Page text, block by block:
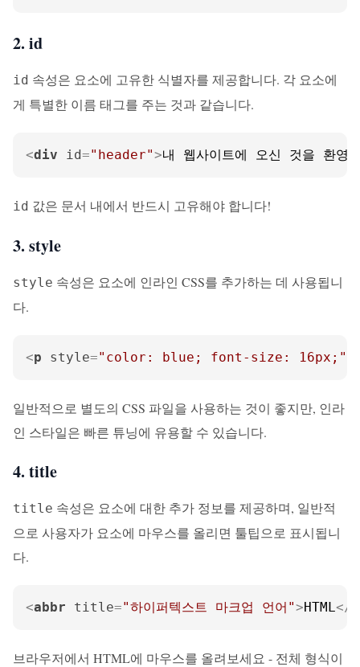
2. id
id 속성은 요소에 고유한 식별자를 제공합니다. 각 요소에
게 특별한 이름 태그를 주는 것과 같습니다.
<div id="header">내 웹사이트에 오신 것을 환영
id 값은 문서 내에서 반드시 고유해야 합니다!
3. style
style 속성은 요소에 인라인 CSS를 추가하는 데 사용됩니
다.
<p style="color: blue; font-size: 16px;"
일반적으로 별도의 CSS 파일을 사용하는 것이 좋지만, 인라
인 스타일은 빠른 튜닝에 유용할 수 있습니다.
4. title
title 속성은 요소에 대한 추가 정보를 제공하며, 일반적
으로 사용자가 요소에 마우스를 올리면 툴팁으로 표시됩니
다.
<abbr title="하이퍼텍스트 마크업 언어">HTML</
브라우저에서 HTML에 마우스를 올려보세요 - 전체 형식이